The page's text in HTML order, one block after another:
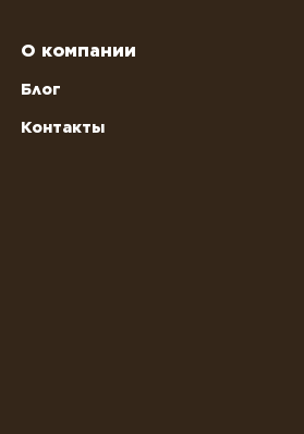
О компании
Блог
Контакты